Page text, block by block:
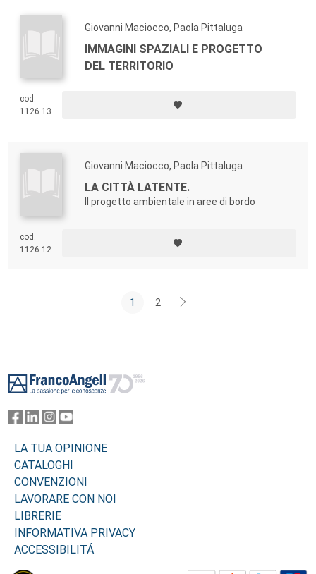
Giovanni Maciocco, Paola Pittaluga
IMMAGINI SPAZIALI E PROGETTO
DEL TERRITORIO
cod.
1126.13
Giovanni Maciocco, Paola Pittaluga
LA CITTÀ LATENTE.
Il progetto ambientale in aree di bordo
cod.
1126.12
1 2
LA TUA OPINIONE
CATALOGHI
CONVENZIONI
LAVORARE CON NOI
LIBRERIE
INFORMATIVA PRIVACY
ACCESSIBILITÁ